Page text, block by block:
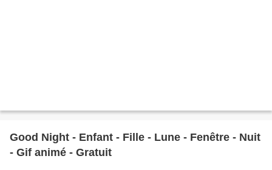
Good Night - Enfant - Fille - Lune - Fenêtre - Nuit
- Gif animé - Gratuit